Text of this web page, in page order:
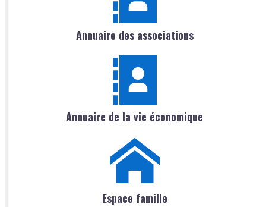
Annuaire des associations
Annuaire de la vie économique
Espace famille